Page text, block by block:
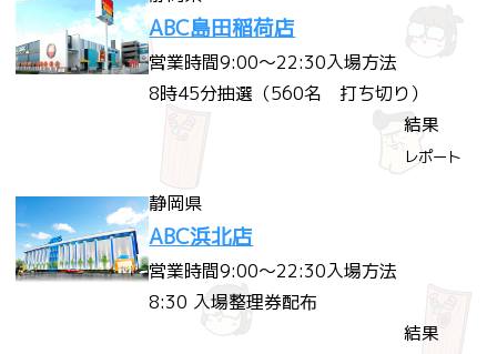
ABC島田稲荷店
営業時間9:00～22:30入場方法
8時45分抽選（560名 打ち切り）
結果
レポート
静岡県
ABC浜北店
営業時間9:00～22:30入場方法
8:30 入場整理券配布
結果